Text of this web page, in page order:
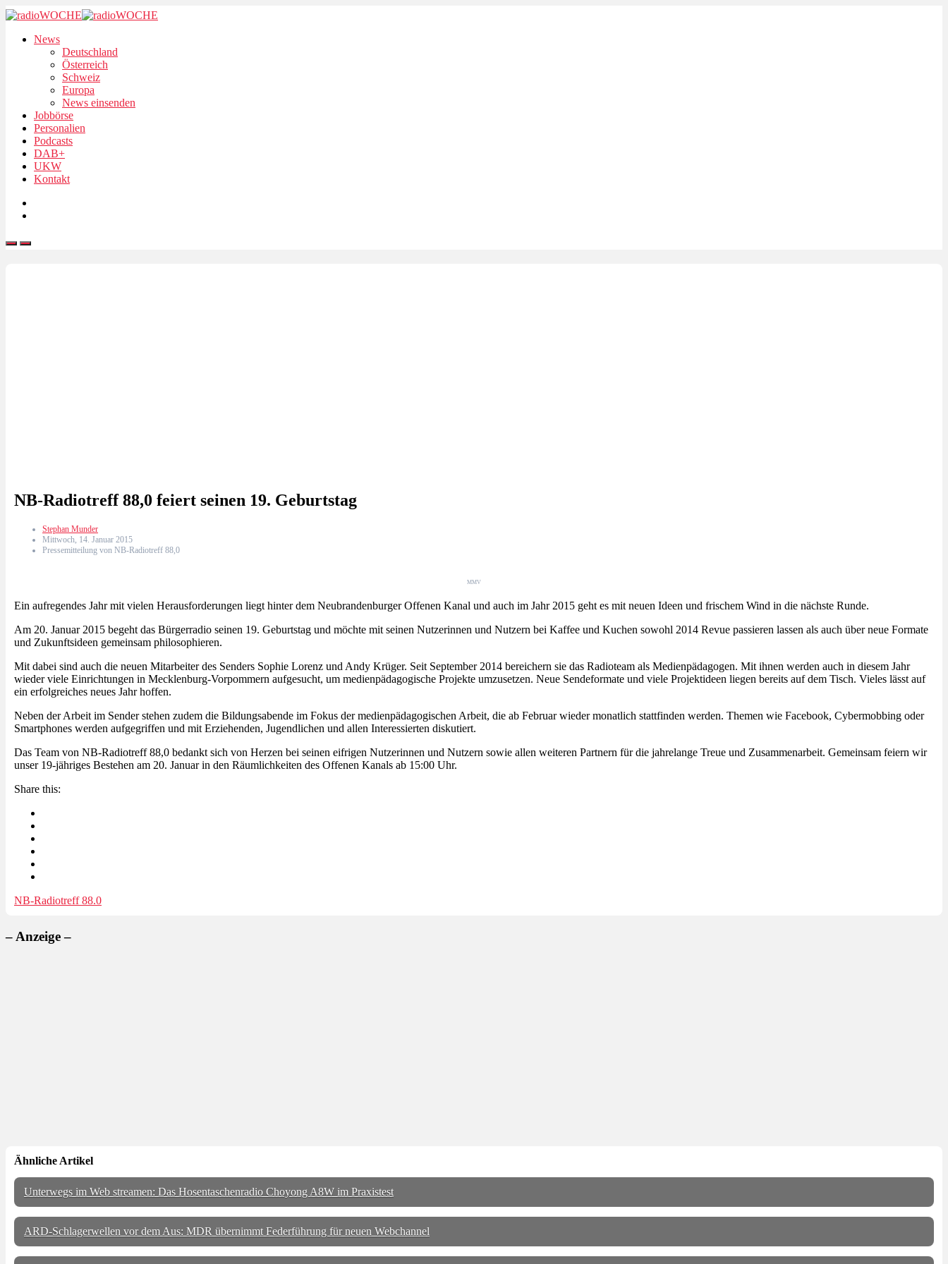
News
Deutschland
Österreich
Schweiz
Europa
News einsenden
Jobbörse
Personalien
Podcasts
DAB+
UKW
Kontakt
NB-Radiotreff 88,0 feiert seinen 19. Geburtstag
Stephan Munder
Mittwoch, 14. Januar 2015
Pressemitteilung von NB-Radiotreff 88,0
MMV
Ein aufregendes Jahr mit vielen Herausforderungen liegt hinter dem Neubrandenburger Offenen Kanal und auch im Jahr 2015 geht es mit neuen Ideen und frischem Wind in die nächste Runde.
Am 20. Januar 2015 begeht das Bürgerradio seinen 19. Geburtstag und möchte mit seinen Nutzerinnen und Nutzern bei Kaffee und Kuchen sowohl 2014 Revue passieren lassen als auch über neue Formate
und Zukunftsideen gemeinsam philosophieren.
Mit dabei sind auch die neuen Mitarbeiter des Senders Sophie Lorenz und Andy Krüger. Seit September 2014 bereichern sie das Radioteam als Medienpädagogen. Mit ihnen werden auch in diesem Jahr
wieder viele Einrichtungen in Mecklenburg-Vorpommern aufgesucht, um medienpädagogische Projekte umzusetzen. Neue Sendeformate und viele Projektideen liegen bereits auf dem Tisch. Vieles lässt auf
ein erfolgreiches neues Jahr hoffen.
Neben der Arbeit im Sender stehen zudem die Bildungsabende im Fokus der medienpädagogischen Arbeit, die ab Februar wieder monatlich stattfinden werden. Themen wie Facebook, Cybermobbing oder
Smartphones werden aufgegriffen und mit Erziehenden, Jugendlichen und allen Interessierten diskutiert.
Das Team von NB-Radiotreff 88,0 bedankt sich von Herzen bei seinen eifrigen Nutzerinnen und Nutzern sowie allen weiteren Partnern für die jahrelange Treue und Zusammenarbeit. Gemeinsam feiern wir
unser 19-jähriges Bestehen am 20. Januar in den Räumlichkeiten des Offenen Kanals ab 15:00 Uhr.
Share this:
NB-Radiotreff 88.0
– Anzeige –
Ähnliche Artikel
Unterwegs im Web streamen: Das Hosentaschenradio Choyong A8W im Praxistest
ARD-Schlagerwellen vor dem Aus: MDR übernimmt Federführung für neuen Webchannel